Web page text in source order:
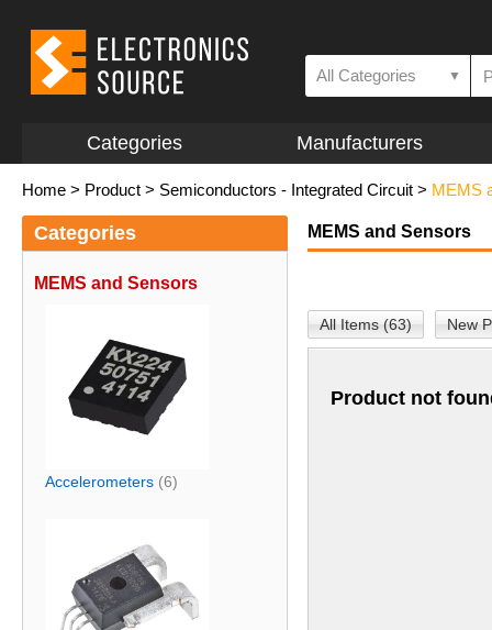
All Categories ▼
Categories Manufacturers
Home > Product > Semiconductors - Integrated Circuit > MEMS
Categories
MEMS and Sensors
Accelerometers (6)
MEMS and Sensors
All Items (63) New
Product not